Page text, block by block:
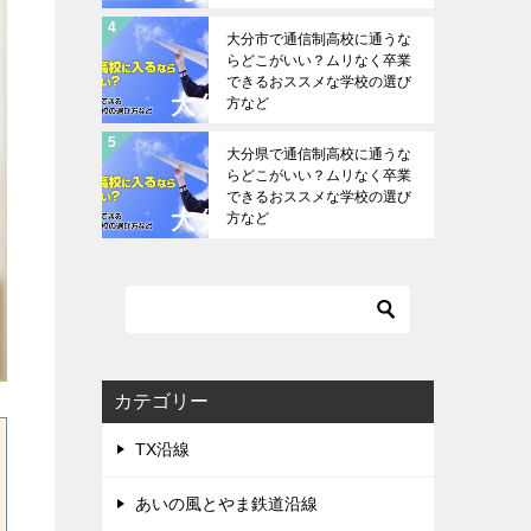
大分市で通信制高校に通うな
らどこがいい？ムリなく卒業
できるおススメな学校の選び
方など
大分県で通信制高校に通うな
らどこがいい？ムリなく卒業
できるおススメな学校の選び
方など
カテゴリー
TX沿線
あいの風とやま鉄道沿線